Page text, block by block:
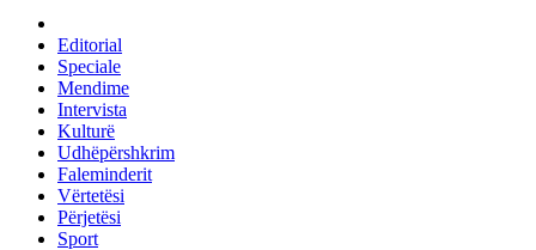
Editorial
Speciale
Mendime
Intervista
Kulturë
Udhëpërshkrim
Faleminderit
Vërtetësi
Përjetësi
Sport